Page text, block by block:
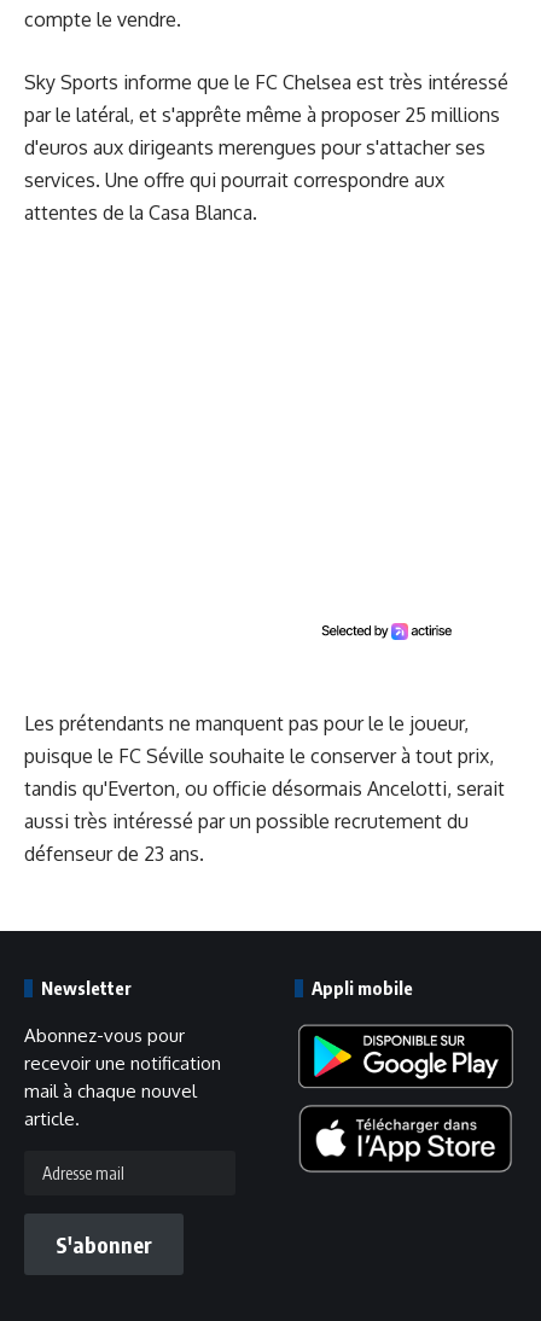
compte le vendre.
Sky Sports informe que le FC Chelsea est très intéressé
par le latéral, et s'apprête même à proposer 25 millions
d'euros aux dirigeants merengues pour s'attacher ses
services. Une offre qui pourrait correspondre aux
attentes de la Casa Blanca.
Les prétendants ne manquent pas pour le le joueur,
puisque le FC Séville souhaite le conserver à tout prix,
tandis qu'Everton, ou officie désormais Ancelotti, serait
aussi très intéressé par un possible recrutement du
défenseur de 23 ans.
Newsletter
Abonnez-vous pour
recevoir une notification
mail à chaque nouvel
article.
mail
S'abonner
Appli mobile